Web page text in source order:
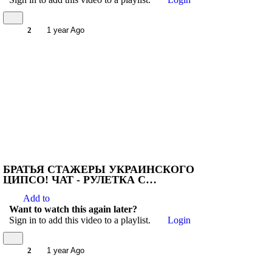
2 1 year Ago
БРАТЬЯ СТАЖЕРЫ УКРАИНСКОГО
ЦИПСО! ЧАТ - РУЛЕТКА С
Add to
Want to watch this again later?
Sign in to add this video to a playlist.
Login
2 1 year Ago